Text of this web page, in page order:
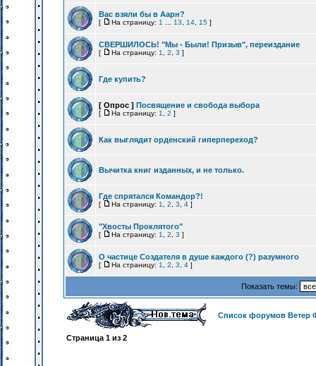
Вас взяли бы в Аарн?
[ На страницу: 1 13 14 15 ]
СВЕРШИЛОСЬ! "Мы - Были! Призыв", переиздание
[ На страницу: 1 2 3 ]
Где купить?
[ Опрос ] Посвящение и свобода выбора
[ На страницу: 1 2 ]
Как выглядит орденский гиперпереход?
Вычитка книг изданных, и не только.
Где спрятался Командор?!
[ На страницу: 1 2 3 4 ]
"Хвосты Проклятого"
[ На страницу: 1 2 3 ]
О частице Создателя в душе каждого (?) разумного
[ На страницу: 1 2 3 4 ]
Показать темы:
Список форумов Ветер
Страница 1 из 2